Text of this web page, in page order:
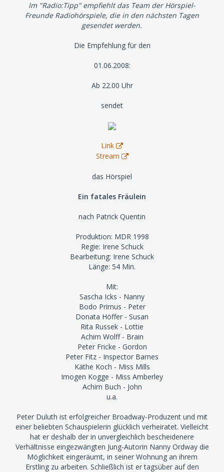
Im "Radio:Tipp" empfiehlt das Team der Hörspiel-
Freunde Radiohörspiele, die in den nächsten Tagen
gesendet werden.
Die Empfehlung für den
01.06.2008:
Ab 22.00 Uhr
sendet
Link
Stream
das Hörspiel
Ein fatales Fräulein
nach Patrick Quentin
Produktion: MDR 1998
Regie: Irene Schuck
Bearbeitung: Irene Schuck
Länge: 54 Min.
Mit:
Sascha Icks - Nanny
Bodo Primus - Peter
Donata Höffer - Susan
Rita Russek - Lottie
Achim Wolff - Brain
Peter Fricke - Gordon
Peter Fitz - Inspector Barnes
Käthe Koch - Miss Mills
Imogen Kogge - Miss Amberley
Achim Buch - John
u.a.
Peter Duluth ist erfolgreicher Broadway-Produzent und mit
einer beliebten Schauspielerin glücklich verheiratet. Vielleicht
hat er deshalb der in unvergleichlich bescheidenere
Verhältnisse eingezwängten Jung-Autorin Nanny Ordway die
Möglichkeit eingeräumt, in seiner Wohnung an ihrem
Erstling zu arbeiten. Schließlich ist er tagsüber auf den